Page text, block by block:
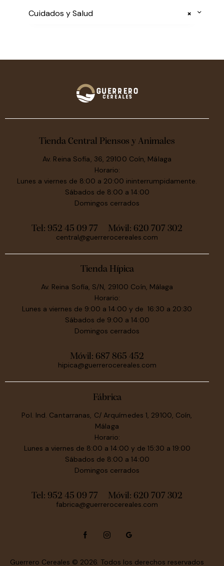
×
Cuidados y Salud
Tienda Central Piensos y Animales
Av. Reina Sofía, 36, 29100 Coín, Málaga
Horario:
Lunes a viernes de 8:00 a 20:00 ininterrumpidamente.
Sábados de 8:00 a 14:00
Domingos cerrados
Tel: 952 45 09 77 Móvil: 620 707 302
central@guerrerocereales.com
Tienda Hípica
Av. Reina Sofía, S/N, 29100 Coín, Málaga
Horario:
Lunes a viernes de 9:00 a 14:00 y de 16:30 a 20:30
Sábados de 9:00 a 14:00
Domingos cerrados
Móvil: 687 865 452
hipica@guerrerocereales.com
Fábrica
Pol. Ind. Cantarranas, C/ Arquímedes 1, 29100, Coín,
Málaga
Horario:
Lunes a viernes de 8:00 a 14:00 y de 15:30 a 19:00
Sábados de 8:00 a 14:00
Domingos cerrados
Tel: 952 45 09 77 Móvil: 620 707 302
fabrica@guerrerocereales.com
Guerrero Cereales © 2026. Todos los derechos reservados